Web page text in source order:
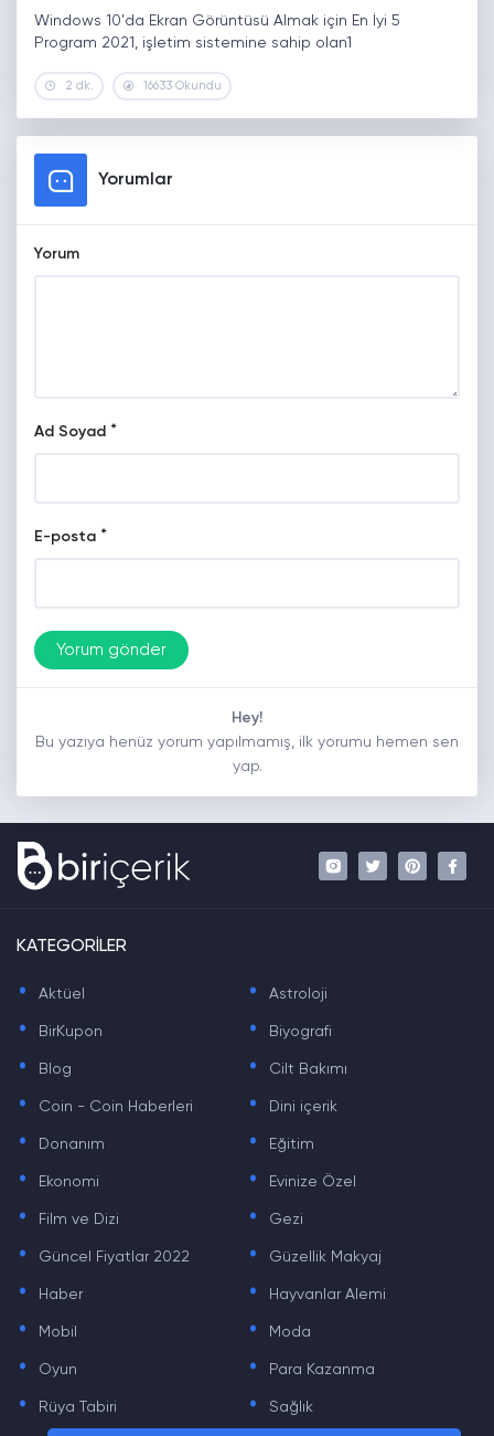
Windows 10'da Ekran Görüntüsü Almak için En İyi 5
Program 2021, işletim sistemine sahip olan1
2 dk. 16633 Okundu
Yorumlar
Yorum
Ad Soyad *
E-posta *
Hey!
Bu yazıya henüz yorum yapılmamış, ilk yorumu hemen sen
yap.
KATEGORİLER
. Aktüel . Astroloji
. BirKupon . Biyografi
. Blog . Cilt Bakımı
. Coin - Coin Haberleri . Dini içerik
. Donanım . Eğitim
. Ekonomi . Evinize Özel
. Film ve Dizi . Gezi
. Güncel Fiyatlar 2022 . Güzellik Makyaj
. Haber . Hayvanlar Alemi
. Mobil . Moda
. Oyun . Para Kazanma
. Rüya Tabiri . Sağlık